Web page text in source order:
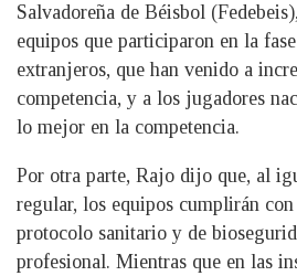
Salvadoreña de Béisbol
equipos que participaron en la
extranjeros, que han venido a
competencia, y a los jugadores
lo mejor en la competencia.
Por otra parte, Rajo dijo que, al
regular, los equipos cumplirán
protocolo sanitario y de
profesional. Mientras que en las